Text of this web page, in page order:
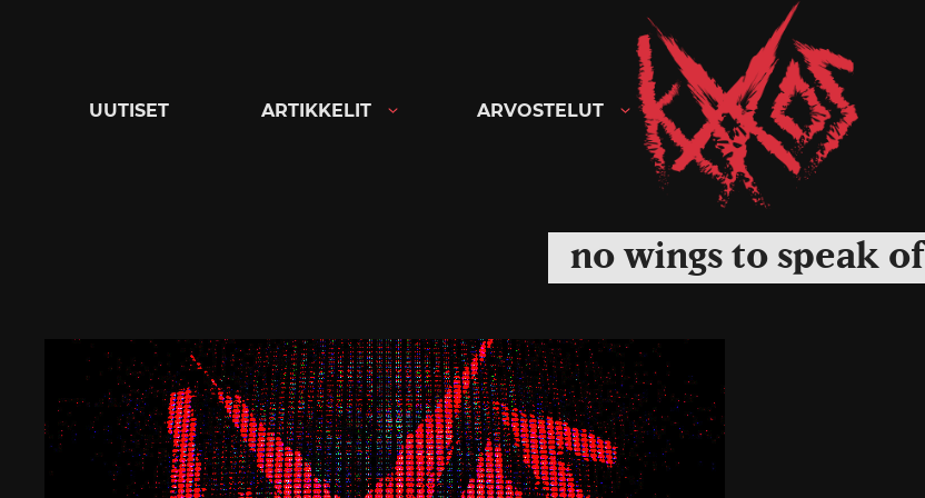
Kaaoszine
UUTISET ARTIKKELIT ARVOSTELUT
no wings to speak of